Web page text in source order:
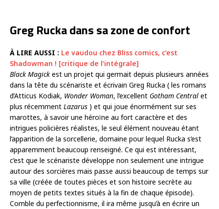
Greg Rucka dans sa zone de confort
À LIRE AUSSI : Le vaudou chez Bliss comics, c’est
Shadowman ! [critique de l’intégrale]
Black Magick est un projet qui germait depuis plusieurs années
dans la tête du scénariste et écrivain Greg Rucka ( les romans
d’Atticus Kodiak, Wonder Woman, l’excellent Gotham Central et
plus récemment Lazarus ) et qui joue énormément sur ses
marottes, à savoir une héroïne au fort caractère et des
intrigues policières réalistes, le seul élément nouveau étant
l’apparition de la sorcellerie, domaine pour lequel Rucka s’est
apparemment beaucoup renseigné. Ce qui est intéressant,
c’est que le scénariste développe non seulement une intrigue
autour des sorcières mais passe aussi beaucoup de temps sur
sa ville (créée de toutes pièces et son histoire secrète au
moyen de petits textes situés à la fin de chaque épisode).
Comble du perfectionnisme, il ira même jusqu’à en écrire un